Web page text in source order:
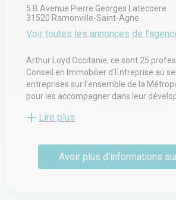
5 B Avenue Pierre Georges Latecoere
31520 Ramonville-Saint-Agne
Voir toutes les annonces de
Arthur Loyd Occitanie, ce sont 25
Conseil en Immobilier d'Entreprise au
entreprises sur l'ensemble de la
pour les accompagner dans leur
Lire plus
Avoir plus d'informations